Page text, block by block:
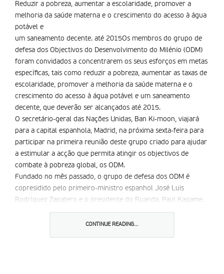
Reduzir a pobreza, aumentar a escolaridade, promover a
melhoria da saúde materna e o crescimento do acesso à água
potável e
um saneamento decente. até 2015Os membros do grupo de
defesa dos Objectivos do Desenvolvimento do Milénio (ODM)
foram convidados a concentrarem os seus esforços em metas
específicas, tais como reduzir a pobreza, aumentar as taxas de
escolaridade, promover a melhoria da saúde materna e o
crescimento do acesso à água potável e um saneamento
decente, que deverão ser alcançados até 2015.
O secretário-geral das Nações Unidas, Ban Ki-moon, viajará
para a capital espanhola, Madrid, na próxima sexta-feira para
participar na primeira reunião deste grupo criado para ajudar
a estimular a acção que permita atingir os objectivos de
combate à pobreza global, os ODM.
Fundado no mês passado, o grupo de defesa dos ODM é
copresidido pelo primeiro-ministro espanhol José Luis
Rodríguez Zapatero e o presidente do Ruanda, Paul Kagame.
CONTINUE READING...